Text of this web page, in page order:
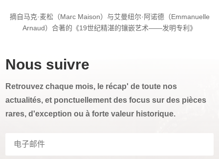
摘自马克·麦松（Marc Maison）与艾曼纽尔·阿诺德（Emmanuelle
Arnaud）合著的《19世纪精湛的镶嵌艺术——发明专利》
Nous suivre
Retrouvez chaque mois, le récap' de toute nos
actualités, et ponctuellement des focus sur des pièces
rares, d'exception ou à forte valeur historique.